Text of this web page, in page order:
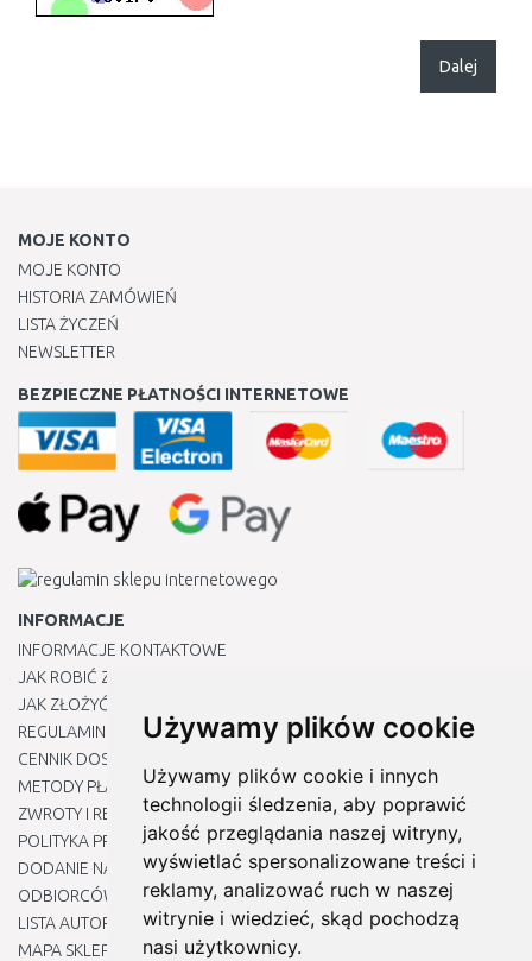
Używamy plików cookie
Używamy plików cookie i innych
technologii śledzenia, aby poprawić
jakość przeglądania naszej witryny,
wyświetlać spersonalizowane treści i
reklamy, analizować ruch w naszej
witrynie i wiedzieć, skąd pochodzą
nasi użytkownicy.
Dalej
MOJE KONTO
MOJE KONTO
HISTORIA ZAMÓWIEŃ
LISTA ŻYCZEŃ
NEWSLETTER
BEZPIECZNE PŁATNOŚCI INTERNETOWE
INFORMACJE
INFORMACJE KONTAKTOWE
JAK ROBIĆ ZAKUPY ?
JAK ZŁOŻYĆ REKLAMACJĘ
REGULAMIN
CENNIK DOSTAWY
METODY PŁATNOŚCI
ZWROTY I REKLAMACJE PRODUKTÓW
POLITYKA PRYWATNOŚCI
DODANIE NASZYCH ADRESÓW E-MAIL DO LISTY ZAUFANYCH
ODBIORCÓW
LISTA AUTORYZOWANYCH CENTRÓW SERWISOWYCH
MAPA SKLEPU